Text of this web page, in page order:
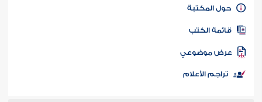
كتاب الأمة
المكتبة
الكتب
موضوعي